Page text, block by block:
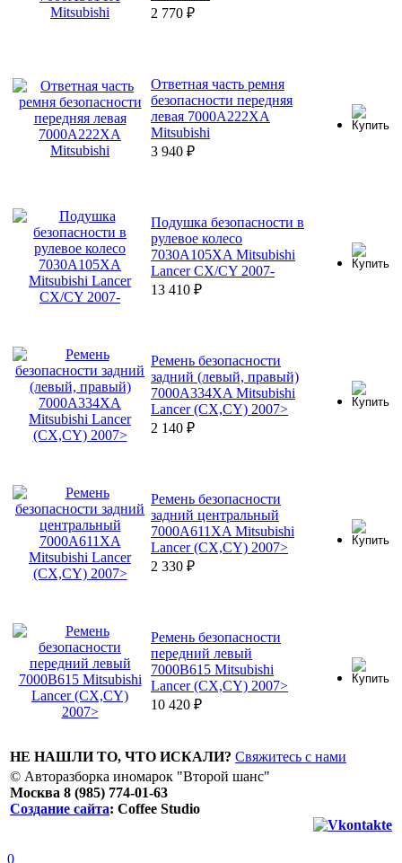
2 770 ₽
Ответная часть ремня
безопасности передняя
левая 7000A222XA
Mitsubishi
3 940 ₽
Подушка безопасности в
рулевое колесо
7030A105XA Mitsubishi
Lancer CX/CY 2007-
13 410 ₽
Ремень безопасности
задний (левый, правый)
7000A334XA Mitsubishi
Lancer (CX,CY) 2007>
2 140 ₽
Ремень безопасности
задний центральный
7000A611XA Mitsubishi
Lancer (CX,CY) 2007>
2 330 ₽
Ремень безопасности
передний левый
7000B615 Mitsubishi
Lancer (CX,CY) 2007>
10 420 ₽
НЕ НАШЛИ ТО, ЧТО ИСКАЛИ? Свяжитесь с нами
© Авторазборка иномарок "Второй шанс"
Москва 8 (985) 774-01-63
Создание сайта: Coffee Studio
0